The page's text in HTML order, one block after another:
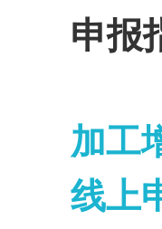
申报
加工
线上